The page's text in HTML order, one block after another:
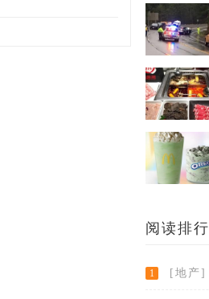
阅读排行
1 [地产]